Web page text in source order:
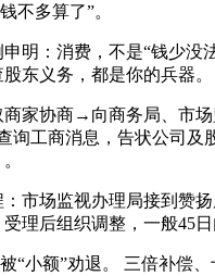
不多算了”。
：消费，不是“钱少没
东义务，都是你的兵器。
协商→向商务局、市场
询工商消息，告状公司及
场监视办理局接到赞扬
理后组织调整，一般45日
小额”劝退。 三倍补偿、